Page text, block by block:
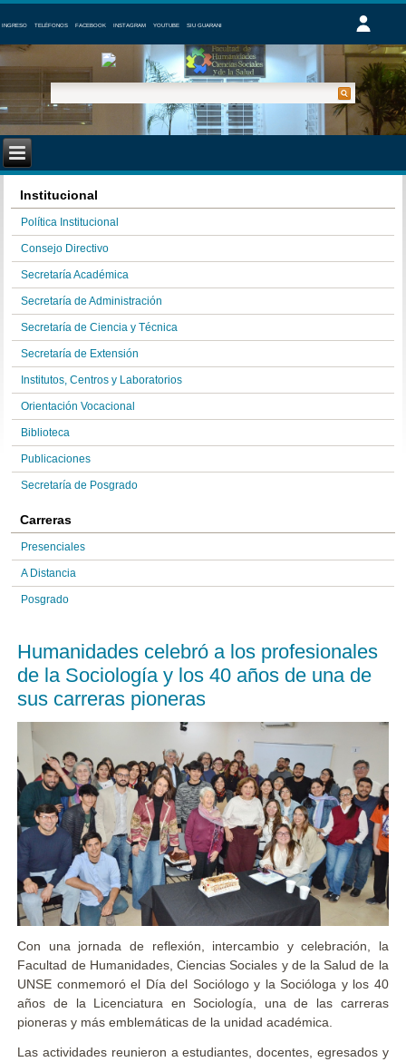
INGRESO TELÉFONOS FACEBOOK INSTAGRAM YOUTUBE SIU GUARANI
Institucional
Política Institucional
Consejo Directivo
Secretaría Académica
Secretaría de Administración
Secretaría de Ciencia y Técnica
Secretaría de Extensión
Institutos, Centros y Laboratorios
Orientación Vocacional
Biblioteca
Publicaciones
Secretaría de Posgrado
Carreras
Presenciales
A Distancia
Posgrado
Humanidades celebró a los profesionales
de la Sociología y los 40 años de una de
sus carreras pioneras
Con una jornada de reflexión, intercambio y celebración, la
Facultad de Humanidades, Ciencias Sociales y de la Salud de la
UNSE conmemoró el Día del Sociólogo y la Socióloga y los 40
años de la Licenciatura en Sociología, una de las carreras
pioneras y más emblemáticas de la unidad académica.
Las actividades reunieron a estudiantes, docentes, egresados y